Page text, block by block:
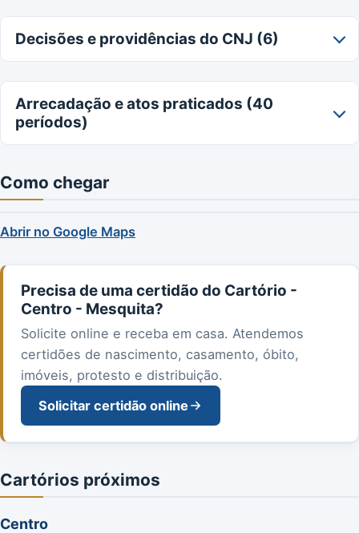
Decisões e providências do CNJ (6)
Arrecadação e atos praticados (40
períodos)
Como chegar
Abrir no Google Maps
Precisa de uma certidão do Cartório -
Centro - Mesquita?
Solicite online e receba em casa. Atendemos
certidões de nascimento, casamento, óbito,
imóveis, protesto e distribuição.
Solicitar certidão online
Cartórios próximos
Centro